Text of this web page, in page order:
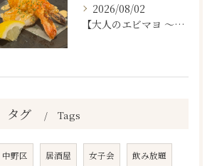
2026/08/02
【大人のエビマヨ ～燻製ハバネロマヨ～🦐🔥】
タグ Tags
中野区 居酒屋 女子会 飲み放題